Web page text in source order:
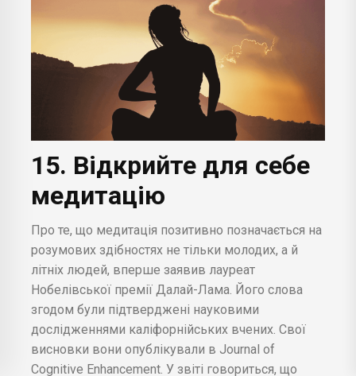
15. Відкрийте для себе
медитацію
Про те, що медитація позитивно позначається на
розумових здібностях не тільки молодих, а й
літніх людей, вперше заявив лауреат
Нобелівської премії Далай-Лама. Його слова
згодом були підтверджені науковими
дослідженнями каліфорнійських вчених. Свої
висновки вони опублікували в Journal of
Cognitive Enhancement. У звіті говориться, що